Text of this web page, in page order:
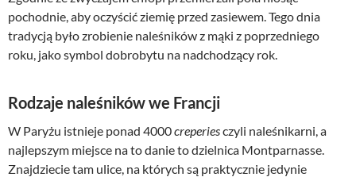
pochodnie, aby oczyścić ziemię przed zasiewem. Tego dnia
tradycją było zrobienie naleśników z mąki z poprzedniego
roku, jako symbol dobrobytu na nadchodzący rok.
Rodzaje naleśników we Francji
W Paryżu istnieje ponad 4000creperiesczyli naleśnikarni, a
najlepszym miejsce na to danie to dzielnica Montparnasse.
Znajdziecie tam ulice, na których są praktycznie jedynie